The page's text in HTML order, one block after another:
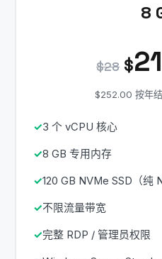
8
$28 $
$252.00 按年结
3 个 vCPU 核心
8 GB 专用内存
120 GB NVMe SSD（纯
不限流量带宽
完整 RDP / 管理员权限